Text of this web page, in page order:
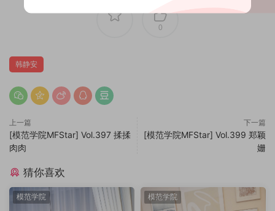
0
韩静安
上一篇
[模范学院MFStar] Vol.397 揉揉
肉肉
下一篇
[模范学院MFStar] Vol.399 郑颖
姗
猜你喜欢
模范学院 模范学院